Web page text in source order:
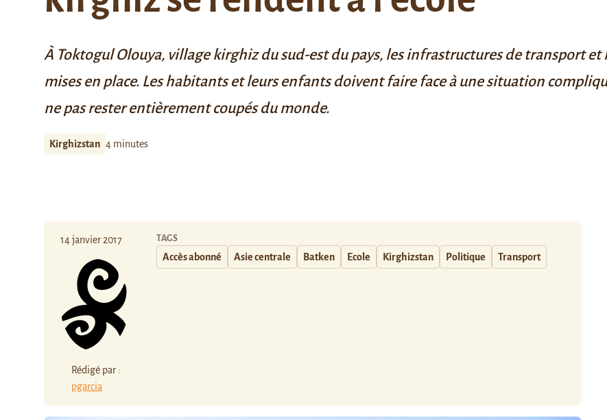
À Toktogul Olouya, village kirghiz du sud-est du pays, les infrastructures de transport et
mises en place. Les habitants et leurs enfants doivent faire face à une situation
ne pas rester entièrement coupés du monde.
Kirghizstan 4 minutes
14 janvier 2017
Rédigé par :
pgarcia
TAGS
Accès abonné Asie centrale Batken Ecole Kirghizstan Politique Transport